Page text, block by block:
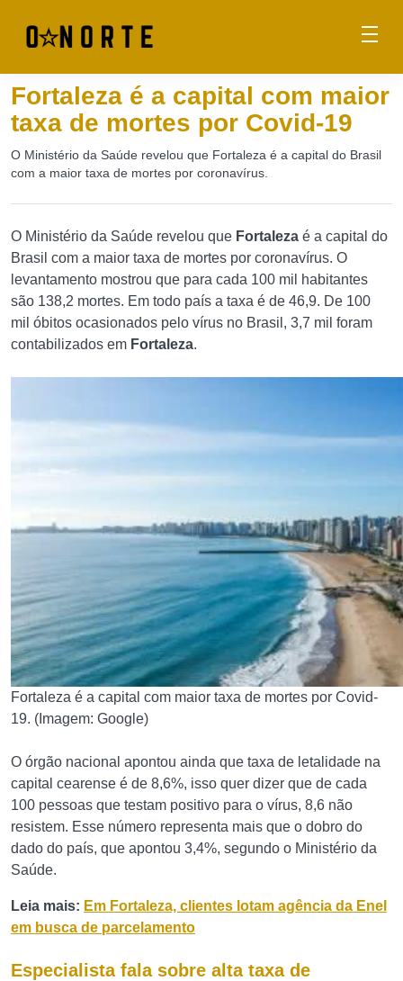
Fortaleza é a capital com maior
taxa de mortes por Covid-19
O Ministério da Saúde revelou que Fortaleza é a capital do Brasil
com a maior taxa de mortes por coronavírus.
O Ministério da Saúde revelou que Fortaleza é a capital do
Brasil com a maior taxa de mortes por coronavírus. O
levantamento mostrou que para cada 100 mil habitantes
são 138,2 mortes. Em todo país a taxa é de 46,9. De 100
mil óbitos ocasionados pelo vírus no Brasil, 3,7 mil foram
contabilizados em Fortaleza.
Fortaleza é a capital com maior taxa de mortes por Covid-
19. (Imagem: Google)
O órgão nacional apontou ainda que taxa de letalidade na
capital cearense é de 8,6%, isso quer dizer que de cada
100 pessoas que testam positivo para o vírus, 8,6 não
resistem. Esse número representa mais que o dobro do
dado do país, que apontou 3,4%, segundo o Ministério da
Saúde.
Leia mais: Em Fortaleza, clientes lotam agência da Enel
em busca de parcelamento
Especialista fala sobre alta taxa de